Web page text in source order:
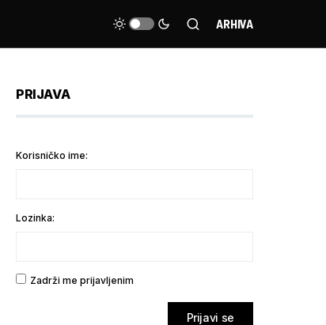
ARHIVA
PRIJAVA
Korisničko ime:
Lozinka:
Zadrži me prijavljenim
Prijavi se